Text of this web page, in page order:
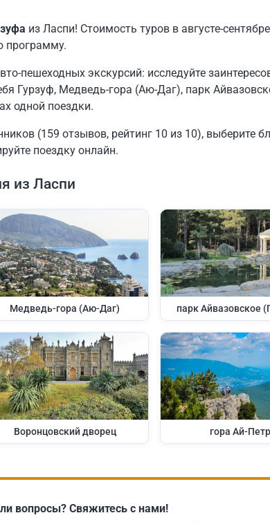
из Ласпи! Стоимость туров в августе-
программу.
пешеходных экскурсий: исследуйте
Гурзуф, Медведь-гора (Аю-Даг), парк
одной поездки.
(159 отзывов, рейтинг 10 из 10), выберите
поездку онлайн.
из Ласпи
Медведь-гора (Аю-Даг) парк Айвазовское
Воронцовский дворец гора Ай-
вопросы? Свяжитесь с нами!